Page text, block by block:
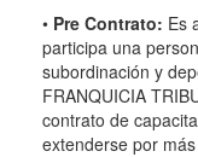
• Pre Contrato: Es
participa una
subordinación y
FRANQUICIA
contrato de
extenderse por